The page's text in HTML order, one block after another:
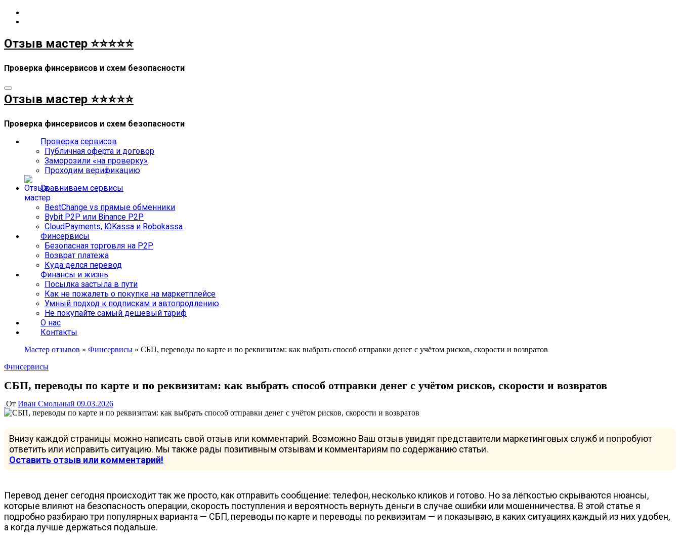
Перейти
Отзыв мастер ⭐⭐⭐⭐⭐
Проверка финсервисов и схем безопасности
Отзыв мастер ⭐⭐⭐⭐⭐
Проверка финсервисов и схем безопасности
Проверка сервисов
Публичная оферта и договор
Заморозили «на проверку»
Проходим верификацию
Сравниваем сервисы
BestChange vs прямые обменники
Bybit P2P или Binance P2P
CloudPayments, ЮKassa и Robokassa
Финсервисы
Безопасная торговля на P2P
Возврат платежа
Куда делся перевод
Финансы и жизнь
Посылка застыла в пути
Как не пожалеть о покупке на маркетплейсе
Умный подход к подпискам и автопродлению
Не покупайте самый дешевый тариф
О нас
Контакты
Мастер отзывов » Финсервисы » СБП, переводы по карте и по реквизитам: как выбрать способ отправки денег с учётом рисков, скорости и возвратов
Финсервисы
СБП, переводы по карте и по реквизитам: как выбрать способ отправки денег с учётом рисков, скорости и возвратов
От Иван Смольный 09.03.2026
Внизу каждой страницы можно написать свой отзыв или комментарий. Возможно Ваш отзыв увидят представители маркетинговых служб и попробуют
ответить или исправить ситуацию. Мы также рады позитивным отзывам и комментариям по содержанию статьи.
Оставить отзыв или комментарий!
Перевод денег сегодня происходит так же просто, как отправить сообщение: телефон, несколько кликов и готово. Но за лёгкостью скрываются нюансы,
которые влияют на безопасность операции, скорость поступления и вероятность вернуть деньги в случае ошибки или мошенничества. В этой статье я
подробно разбираю три популярных варианта — СБП, переводы по карте и переводы по реквизитам — и показываю, в каких ситуациях каждый из них удобен,
а когда лучше держаться подальше.